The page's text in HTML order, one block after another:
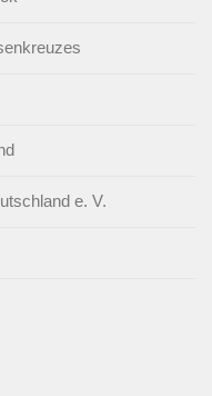
e. V.